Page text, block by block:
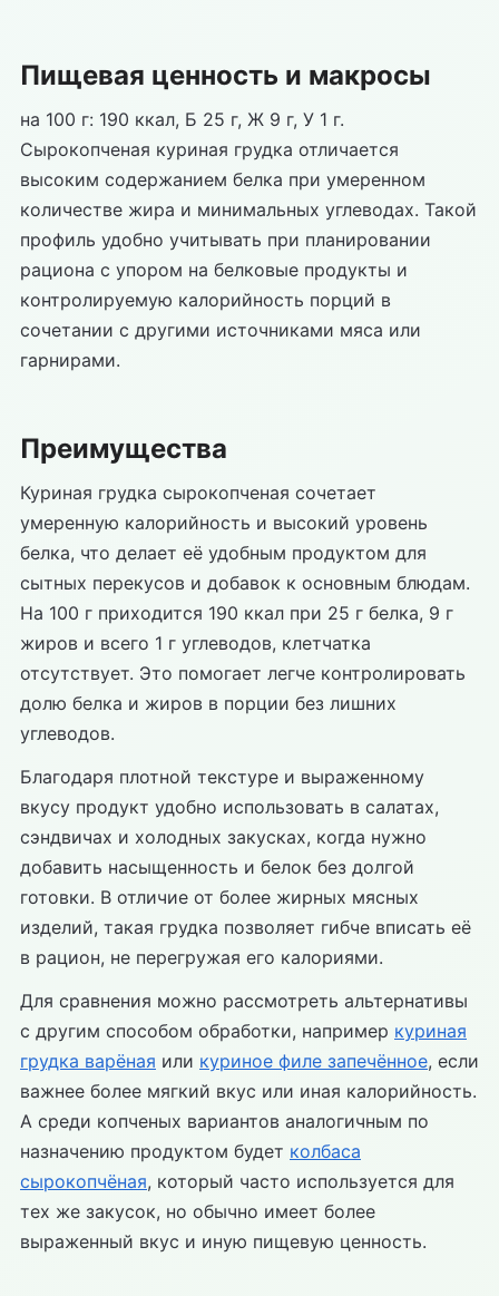
Пищевая ценность и макросы
на 100 г: 190 ккал, Б 25 г, Ж 9 г, У 1 г.
Сырокопченая куриная грудка отличается
высоким содержанием белка при умеренном
количестве жира и минимальных углеводах. Такой
профиль удобно учитывать при планировании
рациона с упором на белковые продукты и
контролируемую калорийность порций в
сочетании с другими источниками мяса или
гарнирами.
Преимущества
Куриная грудка сырокопченая сочетает
умеренную калорийность и высокий уровень
белка, что делает её удобным продуктом для
сытных перекусов и добавок к основным блюдам.
На 100 г приходится 190 ккал при 25 г белка, 9 г
жиров и всего 1 г углеводов, клетчатка
отсутствует. Это помогает легче контролировать
долю белка и жиров в порции без лишних
углеводов.
Благодаря плотной текстуре и выраженному
вкусу продукт удобно использовать в салатах,
сэндвичах и холодных закусках, когда нужно
добавить насыщенность и белок без долгой
готовки. В отличие от более жирных мясных
изделий, такая грудка позволяет гибче вписать её
в рацион, не перегружая его калориями.
Для сравнения можно рассмотреть альтернативы
с другим способом обработки, например куриная
грудка варёная или куриное филе запечённое, если
важнее более мягкий вкус или иная калорийность.
А среди копченых вариантов аналогичным по
назначению продуктом будет колбаса
сырокопчёная, который часто используется для
тех же закусок, но обычно имеет более
выраженный вкус и иную пищевую ценность.